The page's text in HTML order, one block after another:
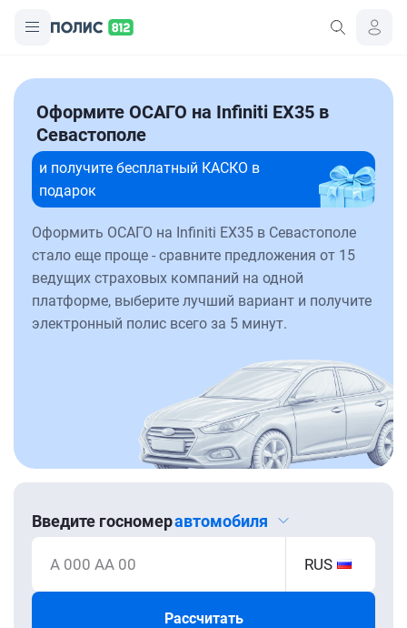
Оформите ОСАГО на Infiniti EX35 в
Севастополе
и получите бесплатный КАСКО в
подарок
Оформить ОСАГО на Infiniti EX35 в Севастополе
стало еще проще - сравните предложения от 15
ведущих страховых компаний на одной
платформе, выберите лучший вариант и получите
электронный полис всего за 5 минут.
Введите госномеравтомобиля
А 000 АА 00 RUS
Рассчитать